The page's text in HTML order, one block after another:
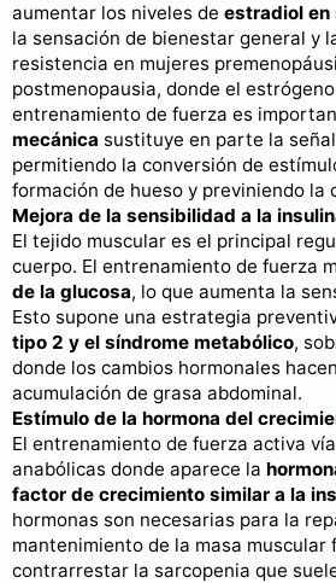
aumentar los niveles de estradiol en
la sensación de bienestar general y
resistencia en mujeres
postmenopausia, donde el
entrenamiento de fuerza es
mecánica sustituye en parte la
permitiendo la conversión de
formación de hueso y previniendo la
Mejora de la sensibilidad a la
El tejido muscular es el principal
cuerpo. El entrenamiento de fuerza
de la glucosa, lo que aumenta la
Esto supone una estrategia
tipo 2 y el síndrome metabólico,
donde los cambios hormonales
acumulación de grasa abdominal.
Estímulo de la hormona del
El entrenamiento de fuerza activa
anabólicas donde aparece la
factor de crecimiento similar a la
hormonas son necesarias para la
mantenimiento de la masa muscular
contrarrestar la sarcopenia que